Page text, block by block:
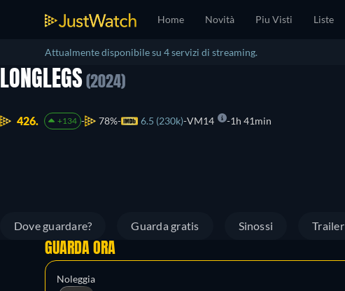
Home Novità Piu Visti Liste
Attualmente disponibile su 4 servizi di streaming.
LONGLEGS (2024)
426. +134 78% 6.5 (230k) VM14 1h 41min
Dove guardare? Guarda gratis Sinossi Trailer
GUARDA ORA
Noleggia